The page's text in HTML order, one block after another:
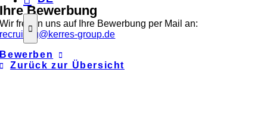
Ihre Bewerbung
Wir freuen uns auf Ihre Bewerbung per Mail an:
recruiting@kerres-group.de
Bewerben
Zurück zur Übersicht